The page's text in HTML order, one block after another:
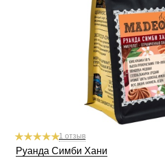
вишня, карамель, цедра
5 6
2/6
6
3/6
4 5 6
3/6
5 6
4/6
цветы, шоколад, ириска
1 отзыв
Руанда Симби Хани